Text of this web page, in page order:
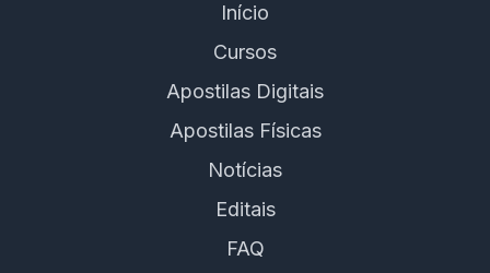
Início
Cursos
Apostilas Digitais
Apostilas Físicas
Notícias
Editais
FAQ